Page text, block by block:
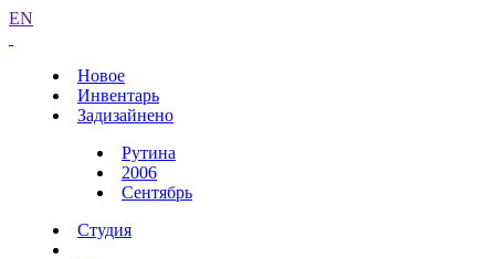
EN
Новое
Инвентарь
Задизайнено
Рутина
2006
Сентябрь
Студия